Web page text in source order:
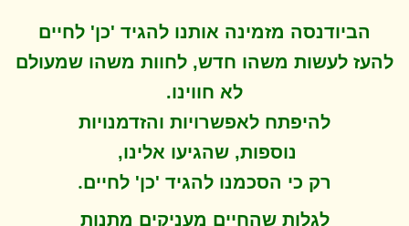
הביודנסה מזמינה אותנו להגיד 'כן' לחיים
להעז לעשות משהו חדש, לחוות משהו שמעולם
לא חווינו.
להיפתח לאפשרויות והזדמנויות
נוספות, שהגיעו אלינו,
רק כי הסכמנו להגיד 'כן' לחיים.
לגלות שהחיים מעניקים מתנות